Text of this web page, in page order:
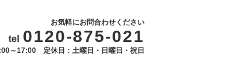
お気軽にお問合わせください
tel 0120-875-021
～17:00 定休日：土曜日・日曜日・祝日